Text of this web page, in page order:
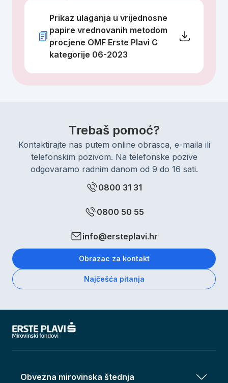
Prikaz ulaganja u vrijednosne
papire vrednovanih metodom
procjene OMF Erste Plavi C
kategorije 06-2023
Trebaš pomoć?
Kontaktirajte nas putem online obrasca, e-maila ili
telefonskim pozivom. Na telefonske pozive
odgovaramo radnim danom od 9 do 16 sati.
0800 31 31
0800 50 55
info@ersteplavi.hr
Obrazac za kontakt
Najčešća pitanja
Obvezna mirovinska štednja